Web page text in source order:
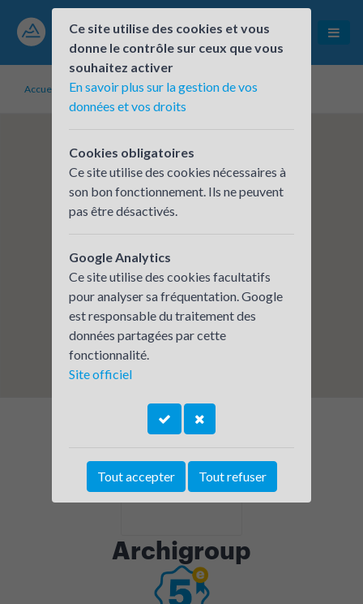
Accueil Établissements inscrits Archigroup
Archigroup
Ce site utilise des cookies et vous
donne le contrôle sur ceux que vous
souhaitez activer
En savoir plus sur la gestion de vos
données et vos droits
Cookies obligatoires
Ce site utilise des cookies nécessaires à
son bon fonctionnement. Ils ne peuvent
pas être désactivés.
Google Analytics
Ce site utilise des cookies facultatifs
pour analyser sa fréquentation. Google
est responsable du traitement des
données partagées par cette
fonctionnalité.
Site officiel
Tout accepter Tout refuser